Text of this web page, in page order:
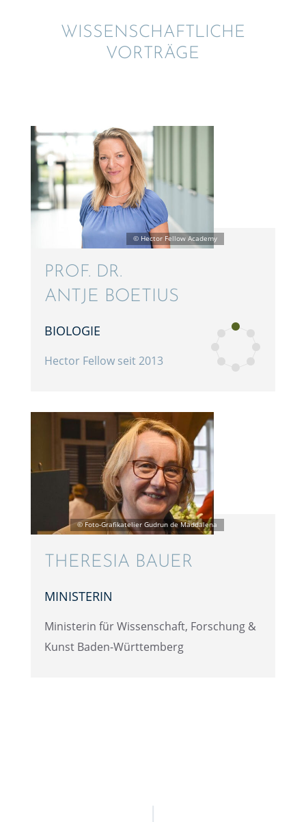
WISSEN­SCHAFT­LI­CHE
VORTRÄGE
PROF. DR.
ANTJE BOETIUS
BIOLO­GIE
Hector Fellow seit 2013
THERE­SIA BAUER
MINIS­TE­RIN
Minis­te­rin für Wissen­schaft, Forschung &
Kunst Baden-Württemberg